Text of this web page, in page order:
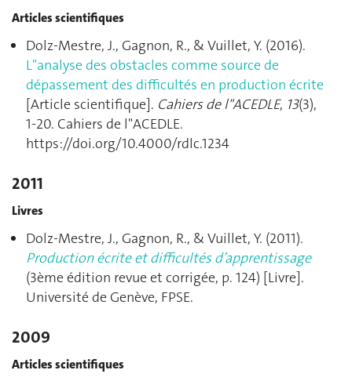
Articles scientifiques
Dolz-Mestre, J., Gagnon, R., & Vuillet, Y. (2016).
L"analyse des obstacles comme source de
dépassement des difficultés en production écrite
[Article scientifique]. Cahiers de l"ACEDLE, 13(3),
1‑20. Cahiers de l"ACEDLE.
https://doi.org/10.4000/rdlc.1234
2011
Livres
Dolz-Mestre, J., Gagnon, R., & Vuillet, Y. (2011).
Production écrite et difficultés d’apprentissage
(3ème édition revue et corrigée, p. 124) [Livre].
Université de Genève, FPSE.
2009
Articles scientifiques